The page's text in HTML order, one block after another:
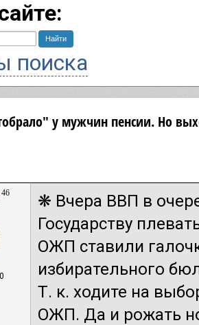
поиска
у мужчин пенсии. Но
46
❋ Вчера ВВП в
Государству
ОЖП ставили
избирательного
Т. к. ходите на
ОЖП. Да и рожать